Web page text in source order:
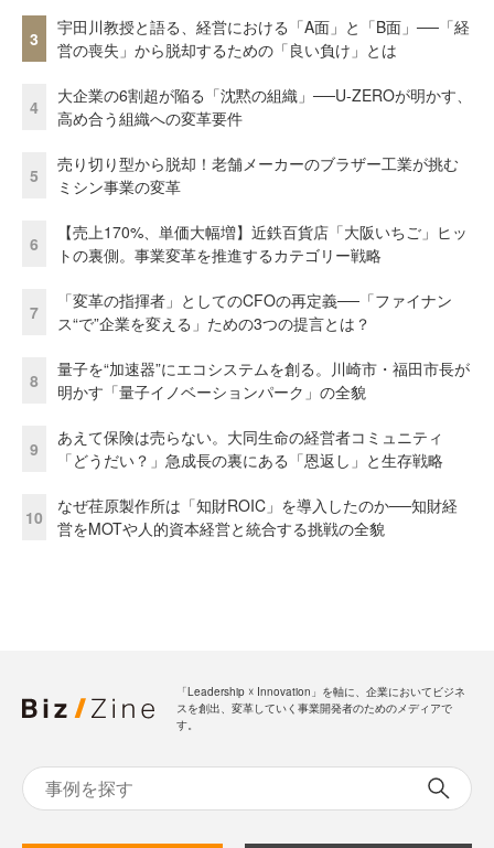
3
宇田川教授と語る、経営における「A面」と「B面」──「経
営の喪失」から脱却するための「良い負け」とは
4
大企業の6割超が陥る「沈黙の組織」──U-ZEROが明かす、
高め合う組織への変革要件
5
売り切り型から脱却！老舗メーカーのブラザー工業が挑む
ミシン事業の変革
6
【売上170%、単価大幅増】近鉄百貨店「大阪いちご」ヒッ
トの裏側。事業変革を推進するカテゴリー戦略
7
「変革の指揮者」としてのCFOの再定義──「ファイナン
ス“で”企業を変える」ための3つの提言とは？
8
量子を“加速器”にエコシステムを創る。川崎市・福田市長が
明かす「量子イノベーションパーク」の全貌
9
あえて保険は売らない。大同生命の経営者コミュニティ
「どうだい？」急成長の裏にある「恩返し」と生存戦略
10
なぜ荏原製作所は「知財ROIC」を導入したのか──知財経
営をMOTや人的資本経営と統合する挑戦の全貌
「Leadership ☓ Innovation」を軸に、企業においてビジネ
スを創出、変革していく事業開発者のためのメディアで
す。